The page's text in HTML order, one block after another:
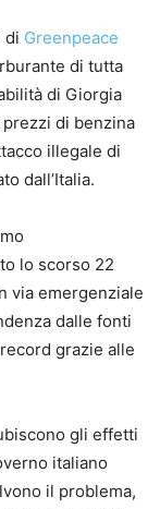
di Greenpeace
di tutta
di Giorgia
prezzi di benzina
illegale di
dall’Italia.
lo scorso 22
via emergenziale
dalle fonti
grazie alle
gli effetti
italiano
il problema,